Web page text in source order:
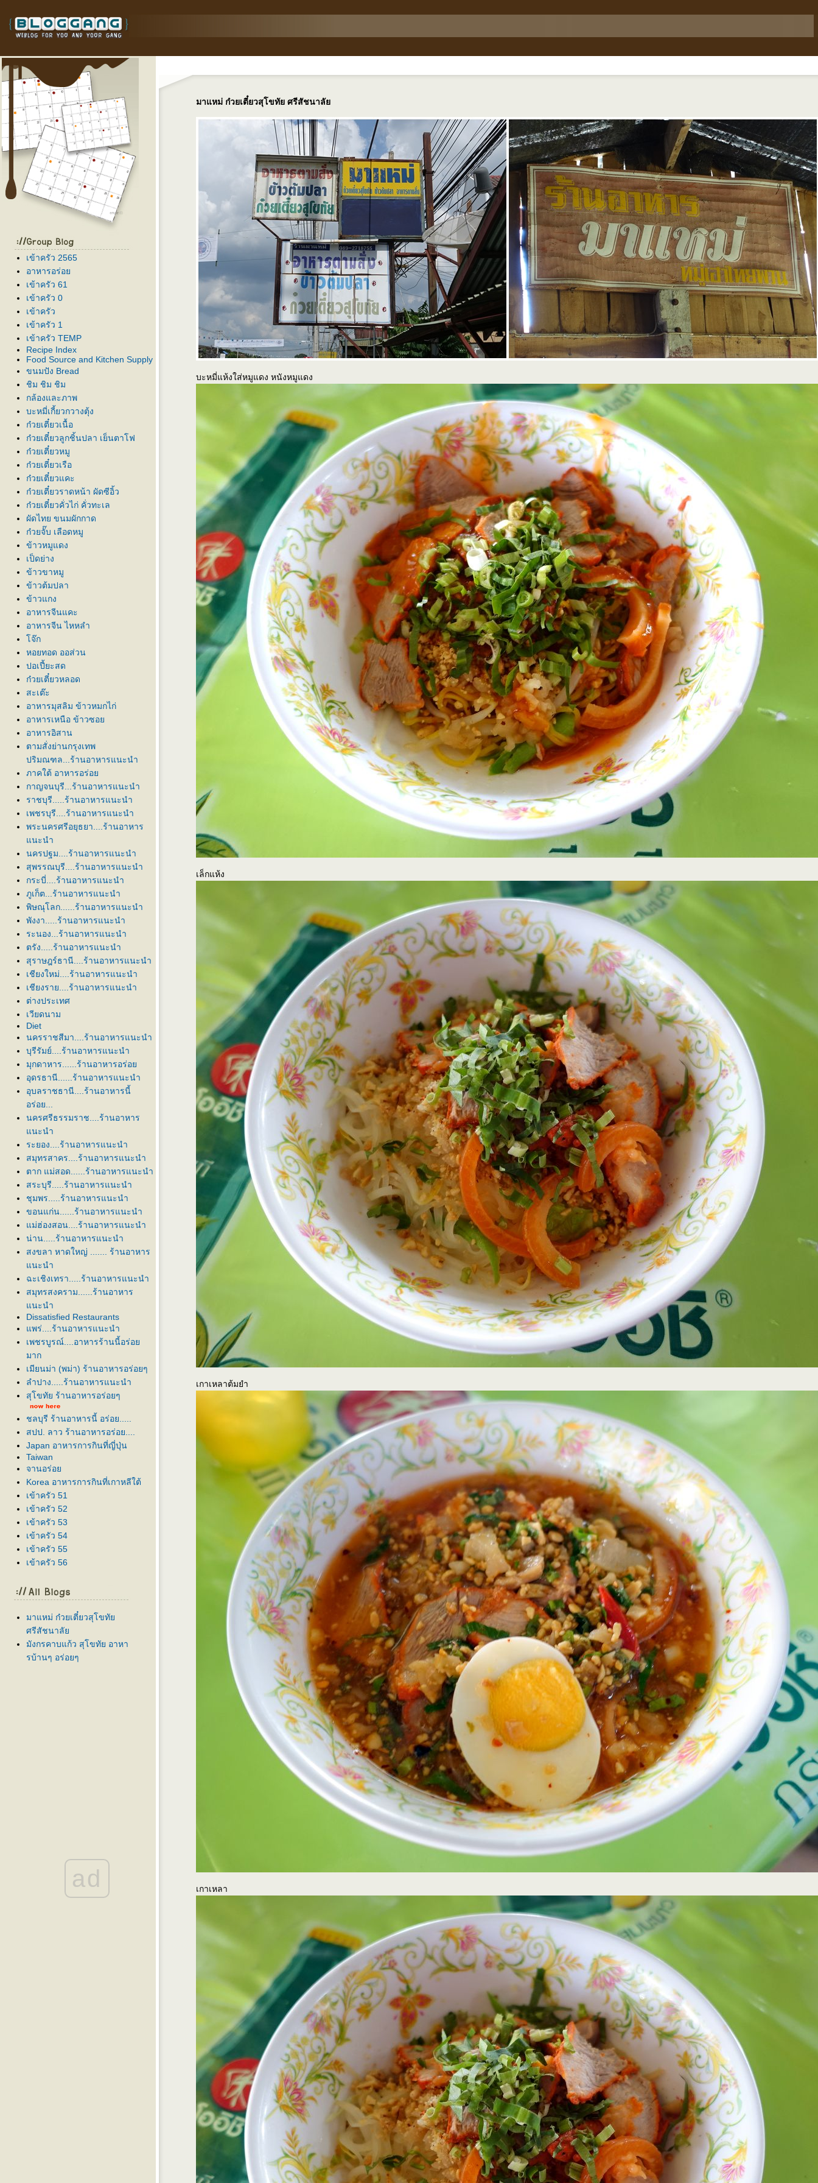
เข้าครัว 2565
อาหารอร่อ
เข้าครัว 61
เข้าครัว 0
เข้าครัว
เข้าครัว 1
เข้าครัว TEMP
Recipe Index
Food Source and Kitchen Supply
ขนมปัง Bread
ชิม ชิม ชิม
กล้องและภาพ
บะหมี่เกี้ยวกวางตุ้ง
ก๋วยเตี๋ยวเนื้อ
ก๋วยเตี๋ยวลูกชิ้นปลา เย็นตาโฟ
ก๋วยเตี๋ยวหมู
ก๋วยเตี๋ยวเรือ
ก๋วยเตี๋ยวแคะ
ก๋วยเตี๋ยวราดหน้า ผัดซีอิ้ว
ก๋วยเตี๋ยวคั่วไก่ คั่วทะเล
ผัดไทย ขนมผักกาด
ก๋วยจั๊บ เลือดหมู
ข้าวหมูแดง
เป็ดย่าง
ข้าวขาหมู
ข้าวต้มปลา
ข้าวแกง
อาหารจีนแคะ
อาหารจีน ไหหลำ
จ๊ก
หอยทอด ออส่วน
ปอเปี้ยะสด
ก๋วยเตี๋ยวหลอด
สะเต๊ะ
อาหารมุสลิม ข้าวหมกไก่
อาหารเหนือ ข้าวซอ
อาหารอิสาน
ตามสั่งย่านกรุงเทพ
ปริมณฑล...ร้านอาหารแนะนำ
ภาคใต้ อาหารอร่อ
กาญจนบุรี...ร้านอาหารแนะนำ
ราชบุรี.....ร้านอาหารแนะนำ
เพชรบุรี....ร้านอาหารแนะนำ
พระนครศรีอยุธยา....ร้านอาหาร
นะนำ
นครปฐม....ร้านอาหารแนะนำ
สุพรรณบุรี....ร้านอาหารแนะนำ
กระบี่....ร้านอาหารแนะนำ
ภูเก็ต...ร้านอาหารแนะนำ
พิษณุโลก......ร้านอาหารแนะนำ
พังงา.....ร้านอาหารแนะนำ
ระนอง...ร้านอาหารแนะนำ
ตรัง.....ร้านอาหารแนะนำ
สุราษฎร์ธานี....ร้านอาหารแนะนำ
เชียงใหม่....ร้านอาหารแนะนำ
เชียงราย....ร้านอาหารแนะนำ
ต่างประเทศ
เวียดนาม
Diet
นครราชสีมา....ร้านอาหารแนะนำ
บุรีรัมย์....ร้านอาหารแนะนำ
มุกดาหาร......ร้านอาหารอร่อ
อุดรธานี......ร้านอาหารแนะนำ
อุบลราชธานี....ร้านอาหารนี้
อร่อย...
นครศรีธรรมราช....ร้านอาหาร
นะนำ
ระยอง....ร้านอาหารแนะนำ
สมุทรสาคร....ร้านอาหารแนะนำ
ตาก แม่สอด......ร้านอาหารแนะนำ
สระบุรี.....ร้านอาหารแนะนำ
ชุมพร.....ร้านอาหารแนะนำ
ขอนแก่น......ร้านอาหารแนะนำ
ม่ฮ่องสอน....ร้านอาหารแนะนำ
น่าน.....ร้านอาหารแนะนำ
สงขลา หาดใหญ่ ....... ร้านอาหาร
นะนำ
ฉะเชิงเทรา.....ร้านอาหารแนะนำ
สมุทรสงคราม......ร้านอาหาร
นะนำ
Dissatisfied Restaurants
พร่....ร้านอาหารแนะนำ
เพชรบูรณ์....อาหารร้านนี้อร่อ
มาก
เมียนม่า (พม่า) ร้านอาหารอร่อยๆ
ลำปาง.....ร้านอาหารแนะนำ
สุโขทัย ร้านอาหารอร่อยๆ
ชลบุรี ร้านอาหารนี้ อร่อย.....
สปป. ลาว ร้านอาหารอร่อย....
Japan อาหารการกินที่ญี่ปุ่น
Taiwan
จานอร่อ
Korea อาหารการกินที่เกาหลีใต้
เข้าครัว 51
เข้าครัว 52
เข้าครัว 53
เข้าครัว 54
เข้าครัว 55
เข้าครัว 56
มาแหม่ ก๋วยเตี๋ยวสุโขทั
ศรีสัชนาลั
มังกรคาบแก้ว สุโขทัย อาหา
รบ้านๆ อร่อยๆ
ad
มาแหม่ ก๋วยเตี๋ยวสุโขทัย ศรีสัชนาลั
บะหมี่แห้งใส่หมูแดง หนังหมูแดง
เล็กแห้ง
เกาเหลาต้มยำ
เกาเหลา